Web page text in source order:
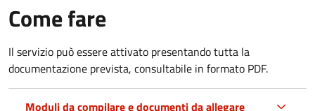
Come fare
Il servizio può essere attivato presentando tutta la
documentazione prevista, consultabile in formato PDF.
Moduli da compilare e documenti da allegare